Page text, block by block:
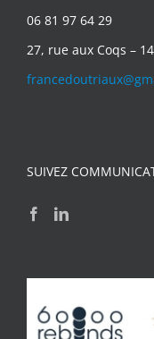
06 81 97 64 29
27, rue aux Coqs –
SUIVEZ